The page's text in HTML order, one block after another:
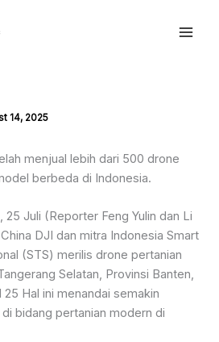
14, 2025
menjual lebih dari 500 drone
berbeda di Indonesia.
25 Juli (Reporter Feng Yulin dan Li
DJI dan mitra Indonesia Smart
(STS) merilis drone pertanian
Selatan, Provinsi Banten,
Hal ini menandai semakin
bidang pertanian modern di